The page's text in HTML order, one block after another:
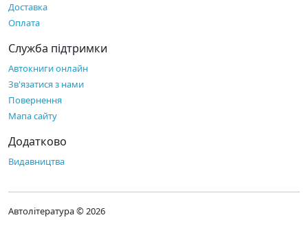
Доставка
Оплата
Служба підтримки
Автокниги онлайн
Зв'язатися з нами
Повернення
Мапа сайту
Додатково
Видавництва
Автолітература © 2026